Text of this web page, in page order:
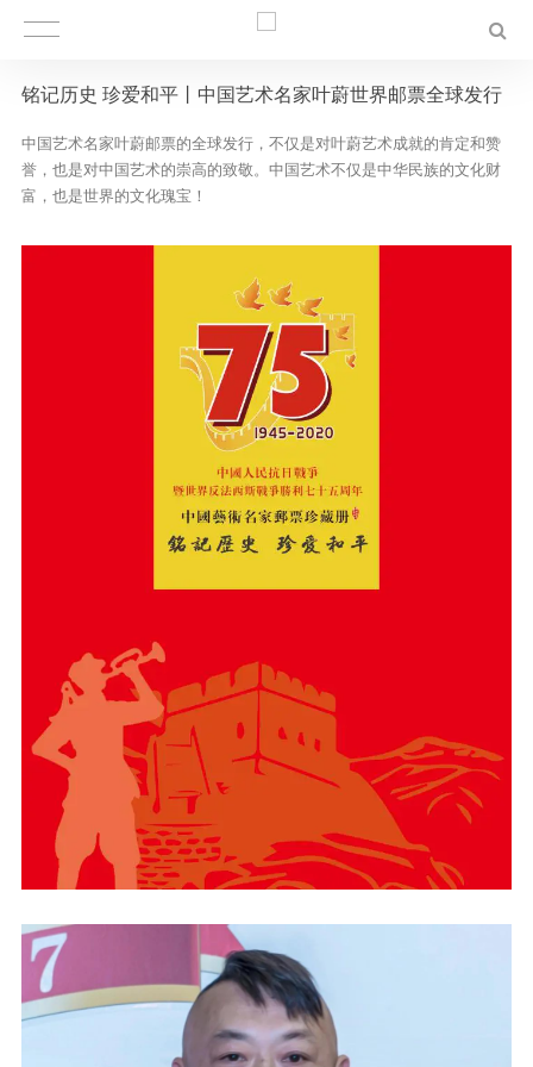
铭记历史 珍爱和平丨中国艺术名家叶蔚世界邮票全球发行
中国艺术名家叶蔚邮票的全球发行，不仅是对叶蔚艺术成就的肯定和赞
誉，也是对中国艺术的崇高的致敬。中国艺术不仅是中华民族的文化财
富，也是世界的文化瑰宝！